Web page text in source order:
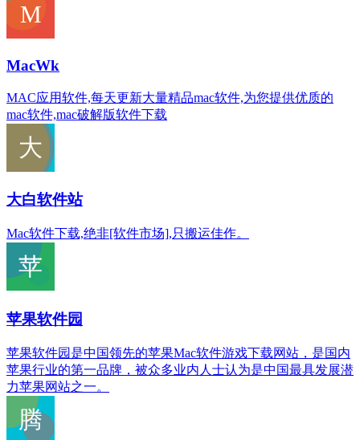
MacWk
MAC应用软件,每天更新大量精品mac软件,为您提供优质的
mac软件,mac破解版软件下载
大白软件站
Mac软件下载,绝非[软件市场],只搬运佳作。
苹果软件园
苹果软件园是中国领先的苹果Mac软件游戏下载网站，是国内
苹果行业的第一品牌，被众多业内人士认为是中国最具发展潜
力苹果网站之一。